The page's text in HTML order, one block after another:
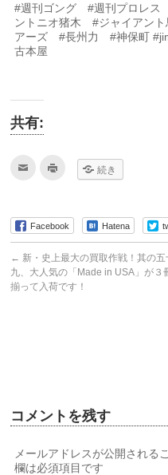
#週刊ゴング #週刊プロレ
ントニオ猪木 #ジャイアン
アーズ #長州力 #神保町
古本屋
共有:
友
達
へ
メ
ー
ル
で
送
ま
す)
印
刷
(新
し
い
ウ
ィ
ン
続き
Facebook Hatena
← 新・史上最大の買取作戦！其の五
九、大人気の「Made in USA」が３
揃って入荷です！
コメントを残す
メールアドレスが公開される
欄は必須項目です